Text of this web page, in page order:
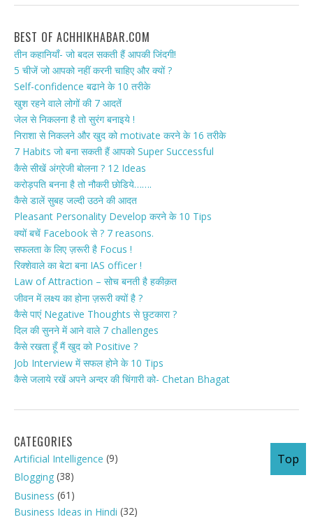
BEST OF ACHHIKHABAR.COM
तीन कहानियाँ- जो बदल सकती हैं आपकी जिंदगी!
5 चीजें जो आपको नहीं करनी चाहिए और क्यों ?
Self-confidence बढाने के 10 तरीके
खुश रहने वाले लोगों की 7 आदतें
जेल से निकलना है तो सुरंग बनाइये !
निराशा से निकलने और खुद को motivate करने के 16 तरीके
7 Habits जो बना सकती हैं आपको Super Successful
कैसे सीखें अंग्रेजी बोलना ? 12 Ideas
करोड़पति बनना है तो नौकरी छोडिये…….
कैसे डालें सुबह जल्दी उठने की आदत
Pleasant Personality Develop करने के 10 Tips
क्यों बचें Facebook से ? 7 reasons.
सफलता के लिए ज़रूरी है Focus !
रिक्शेवाले का बेटा बना IAS officer !
Law of Attraction – सोच बनती है हकीक़त
जीवन में लक्ष्य का होना ज़रूरी क्यों है ?
कैसे पाएं Negative Thoughts से छुटकारा ?
दिल की सुनने में आने वाले 7 challenges
कैसे रखता हूँ मैं खुद को Positive ?
Job Interview में सफल होने के 10 Tips
कैसे जलाये रखें अपने अन्दर की चिंगारी को- Chetan Bhagat
CATEGORIES
Artificial Intelligence (9)
Blogging (38)
Business (61)
Business Ideas in Hindi (32)
Top